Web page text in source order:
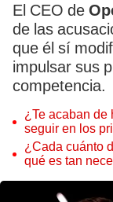
El CEO de
de las
que él sí
impulsar sus
competencia.
¿Te acaban de
seguir en los
¿Cada cuánto
qué es tan